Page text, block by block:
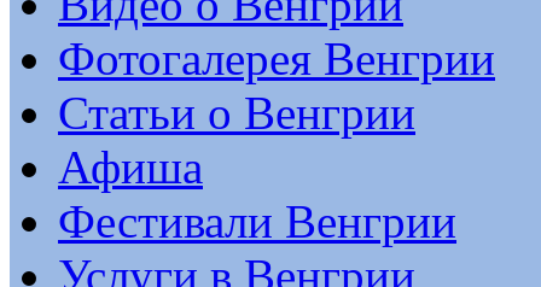
Фотогалерея Венгрии
Статьи о Венгрии
Афиша
Фестивали Венгрии
Услуги в Венгрии